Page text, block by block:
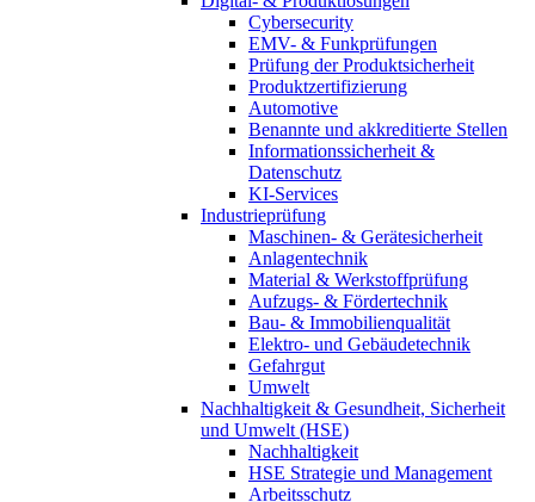
Cybersecurity
EMV- & Funkprüfungen
Prüfung der Produktsicherheit
Produktzertifizierung
Automotive
Benannte und akkreditierte Stellen
Informationssicherheit &
Datenschutz
KI-Services
Industrieprüfung
Maschinen- & Gerätesicherheit
Anlagentechnik
Material & Werkstoffprüfung
Aufzugs- & Fördertechnik
Bau- & Immobilienqualität
Elektro- und Gebäudetechnik
Gefahrgut
Umwelt
Nachhaltigkeit & Gesundheit, Sicherheit
und Umwelt (HSE)
Nachhaltigkeit
HSE Strategie und Management
Arbeitsschutz